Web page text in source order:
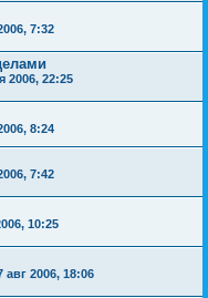
7:32
2006, 22:25
8:24
7:42
10:25
авг 2006, 18:06